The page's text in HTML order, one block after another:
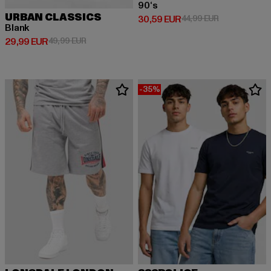
URBAN CLASSICS
Blank
29,99 EUR
Ajankohtainen hinta: 29,99 EUR
49,99 EURKampanjahinta: 49,99 EUR
90‘s
30,59 EUR
Ajankohtainen hinta: 30,59 EUR
44,99 EUR
-35%